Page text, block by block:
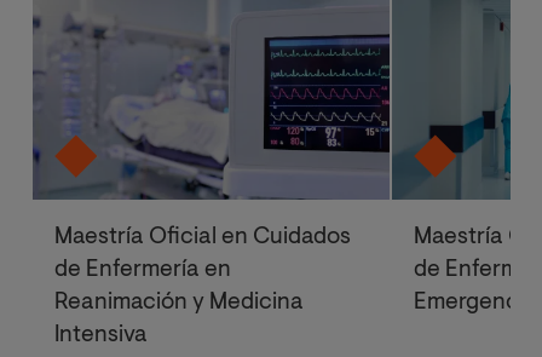
Maestría Oficial en Cuidados
de Enfermería en
Reanimación y Medicina
Intensiva
Maestría
de